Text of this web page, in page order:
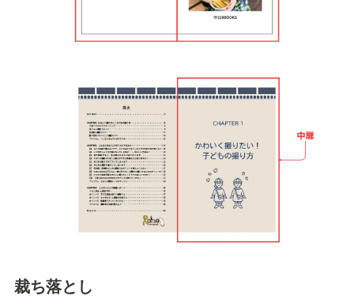
裁ち落とし